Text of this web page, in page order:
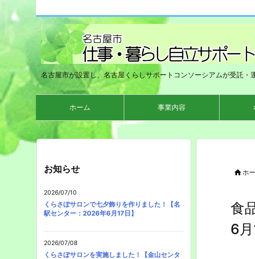
名古屋市が設置し、名古屋くらしサポートコンソーシアムが受託・
ホーム 事業内容
ホ
食
6月
お知らせ
2026/07/10
くらさぽサロンで七夕飾りを作りました！【名
駅センター：2026年6月17日】
2026/07/08
くらさぽサロンを実施しました！【金山センタ